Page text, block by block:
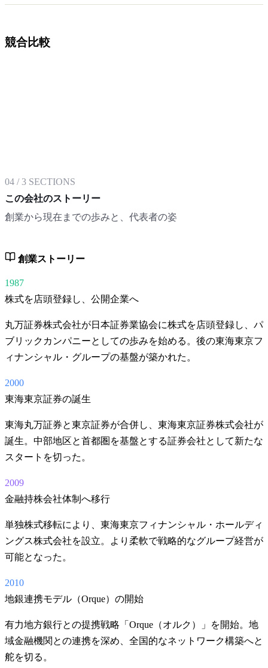
競合比較
04 /3 SECTIONS
この会社のストーリー
創業から現在までの歩みと、代表者の姿
創業ストーリー
1987
株式を店頭登録し、公開企業へ
丸万証券株式会社が日本証券業協会に株式を店頭登録し、パ
ブリックカンパニーとしての歩みを始める。後の東海東京フ
ィナンシャル・グループの基盤が築かれた。
2000
東海東京証券の誕生
東海丸万証券と東京証券が合併し、東海東京証券株式会社が
誕生。中部地区と首都圏を基盤とする証券会社として新たな
スタートを切った。
2009
金融持株会社体制へ移行
単独株式移転により、東海東京フィナンシャル・ホールディ
ングス株式会社を設立。より柔軟で戦略的なグループ経営が
可能となった。
2010
地銀連携モデル（Orque）の開始
有力地方銀行との提携戦略「Orque（オルク）」を開始。地
域金融機関との連携を深め、全国的なネットワーク構築へと
舵を切る。